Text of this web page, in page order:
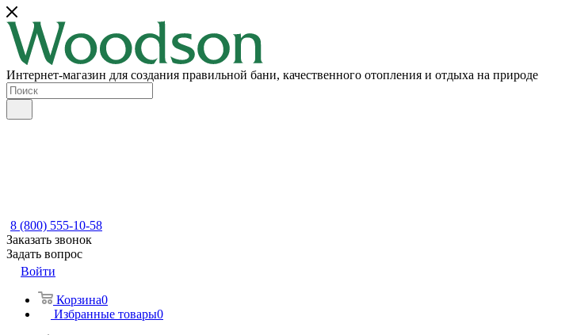
Интернет-магазин для создания правильной бани, качественного отопления и отдыха на природе
8 (800) 555-10-58
Заказать звонок
Задать вопрос
Войти
Корзина0
Избранные товары0